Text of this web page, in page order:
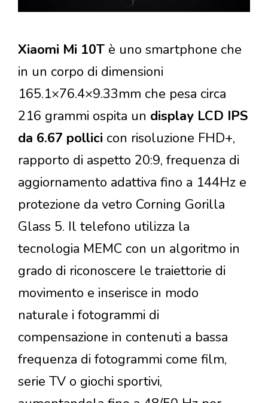
Xiaomi Mi 10T è uno smartphone che
in un corpo di dimensioni
165.1×76.4×9.33mm che pesa circa
216 grammi ospita un display LCD IPS
da 6.67 pollici con risoluzione FHD+,
rapporto di aspetto 20:9, frequenza di
aggiornamento adattiva fino a 144Hz e
protezione da vetro Corning Gorilla
Glass 5. Il telefono utilizza la
tecnologia MEMC con un algoritmo in
grado di riconoscere le traiettorie di
movimento e inserisce in modo
naturale i fotogrammi di
compensazione in contenuti a bassa
frequenza di fotogrammi come film,
serie TV o giochi sportivi,